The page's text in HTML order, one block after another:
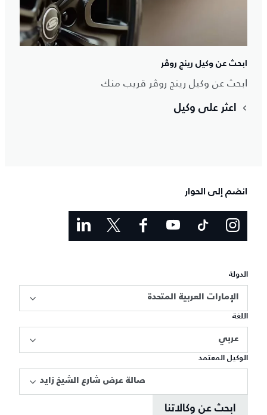
ابحث عن وكيل رينج روڤر
ابحث عن وكيل رينج روڤر قريب منك
اعثر على وكيل
انضم إلى الحوار
الدولة
الإمارات العربية المتحدة
اللغة
عربي
الوكيل المعتمد
صالة عرض شارع الشيخ زايد
ابحث عن وكالاتنا